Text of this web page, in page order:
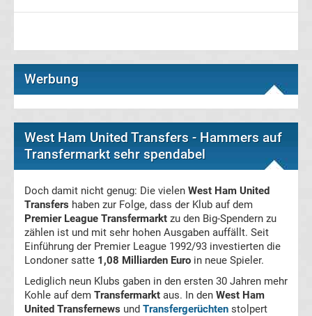
Eishockey
DEL
NHL
Sportarten
Darts
Football
Golf
Werbung
West Ham United Transfers - Hammers auf
Transfermarkt sehr spendabel
Doch damit nicht genug: Die vielen West Ham United
Transfers haben zur Folge, dass der Klub auf dem
Premier League Transfermarkt zu den Big-Spendern zu
zählen ist und mit sehr hohen Ausgaben auffällt. Seit
Einführung der Premier League 1992/93 investierten die
Londoner satte 1,08 Milliarden Euro in neue Spieler.
Lediglich neun Klubs gaben in den ersten 30 Jahren mehr
Kohle auf dem Transfermarkt aus. In den West Ham
United Transfernews und Transfergerüchten stolpert